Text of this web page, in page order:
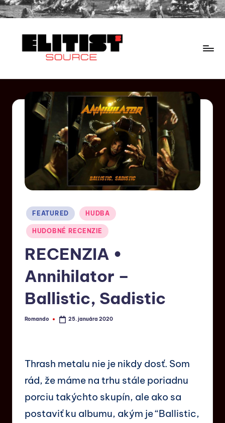
FEATURED HUDBA
HUDOBNÉ RECENZIE
RECENZIA •
Annihilator –
Ballistic, Sadistic
Romando 25. januára 2020
Thrash metalu nie je nikdy dosť. Som
rád, že máme na trhu stále poriadnu
porciu takýchto skupín, ale ako sa
postaviť ku albumu, akým je “Ballistic,